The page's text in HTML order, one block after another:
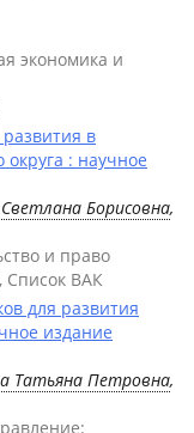
экономика и
в
округа : научное
Борисовна,
и право
Список ВАК
для развития
издание
Татьяна Петровна,